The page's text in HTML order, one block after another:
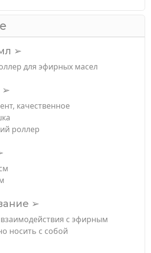
➢
для эфирных масел
➢
качественное
роллер
➢
с эфирным
носить с собой